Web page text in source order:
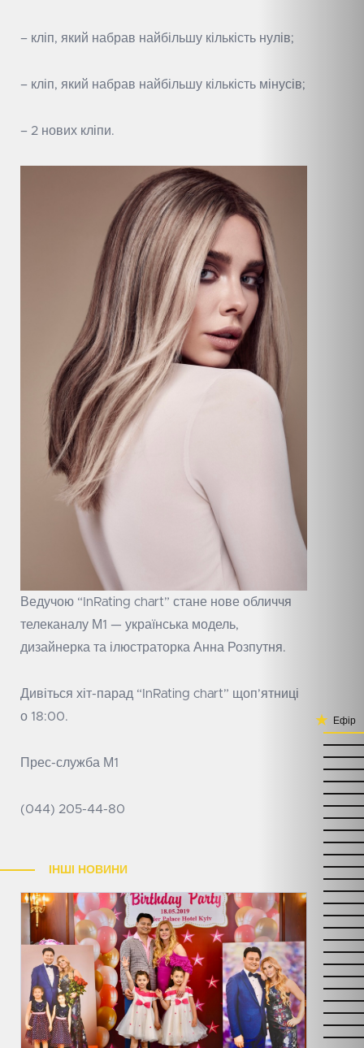
– кліп, який набрав найбільшу кількість нулів;
– кліп, який набрав найбільшу кількість мінусів;
– 2 нових кліпи.
Ведучою “InRating chart” стане нове обличчя
телеканалу М1 — українська модель,
дизайнерка та ілюстраторка Анна Розпутня.
Дивіться хіт-парад “InRating chart” щоп’ятниці
о 18:00.
Прес-служба М1
(044) 205-44-80
ІНШІ НОВИНИ
Ефір